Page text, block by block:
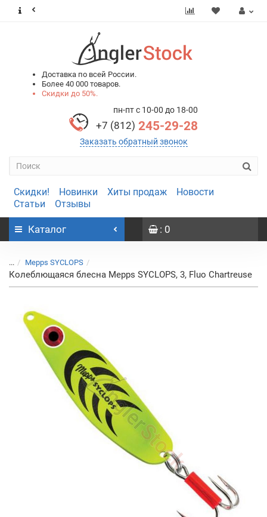
Доставка по всей России.
Более 40 000 товаров.
Скидки до 50%.
пн-пт с 10-00 до 18-00
+7 (812) 245-29-28
Заказать обратный звонок
Скидки! Новинки Хиты продаж
Новости
Статьи
Отзывы
Каталог : 0
... Mepps SYCLOPS
Колеблющаяся блесна Mepps SYCLOPS, 3, Fluo Chartreuse